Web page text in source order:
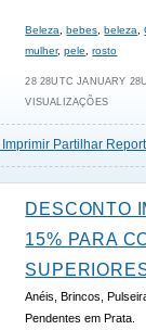
Beleza ,bebes ,beleza ,
mulher,pele ,rosto
28 28UTC JANUARY
VISUALIZAÇÕES
Imprimir Partilhar
DESCONTO
15% PARA
Anéis, Brincos,
Pendentes em Prata.